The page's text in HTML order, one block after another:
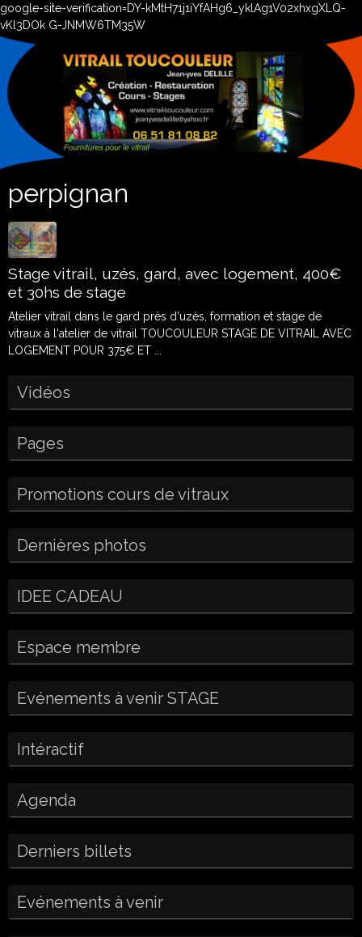
google-site-verification=DY-kMtH71j1iYfAHg6_yklAg1V02xhxgXLQ-
vKl3DOk G-JNMW6TM35W
perpignan
Stage vitrail, uzés, gard, avec logement, 400€
et 30hs de stage
Atelier vitrail dans le gard près d'uzès, formation et stage de
vitraux à l'atelier de vitrail TOUCOULEUR STAGE DE VITRAIL AVEC
LOGEMENT POUR 375€ ET ...
Vidéos
Pages
Promotions cours de vitraux
Dernières photos
IDEE CADEAU
Espace membre
Evénements à venir STAGE
Intéractif
Agenda
Derniers billets
Evénements à venir